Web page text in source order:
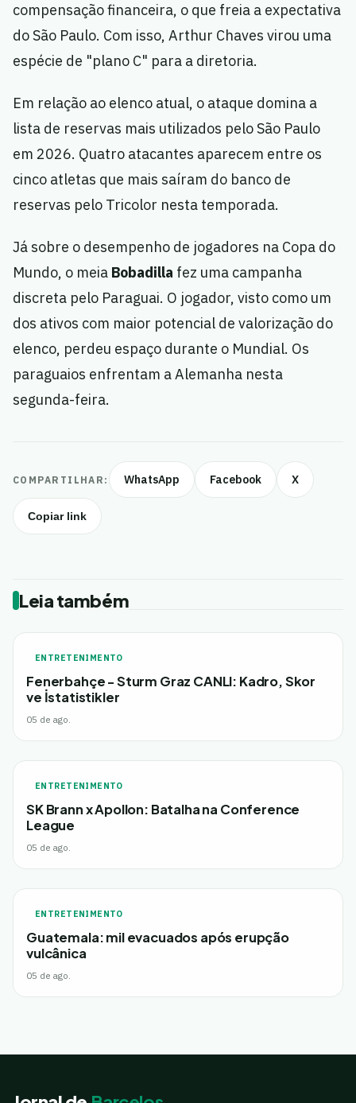
compensação financeira, o que freia a expectativa
do São Paulo. Com isso, Arthur Chaves virou uma
espécie de "plano C" para a diretoria.
Em relação ao elenco atual, o ataque domina a
lista de reservas mais utilizados pelo São Paulo
em 2026. Quatro atacantes aparecem entre os
cinco atletas que mais saíram do banco de
reservas pelo Tricolor nesta temporada.
Já sobre o desempenho de jogadores na Copa do
Mundo, o meia Bobadilla fez uma campanha
discreta pelo Paraguai. O jogador, visto como um
dos ativos com maior potencial de valorização do
elenco, perdeu espaço durante o Mundial. Os
paraguaios enfrentam a Alemanha nesta
segunda-feira.
COMPARTILHAR: WhatsApp Facebook X
Copiar link
Leia também
ENTRETENIMENTO
Fenerbahçe - Sturm Graz CANLI: Kadro, Skor
ve İstatistikler
05 de ago.
ENTRETENIMENTO
SK Brann x Apollon: Batalha na Conference
League
05 de ago.
ENTRETENIMENTO
Guatemala: mil evacuados após erupção
vulcânica
05 de ago.